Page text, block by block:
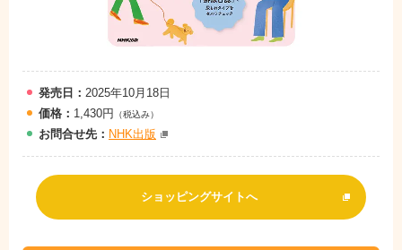
発売日： 2025年10月18日
価格： 1,430円 （税込み）
お問合せ先： NHK出版
ショッピングサイトへ